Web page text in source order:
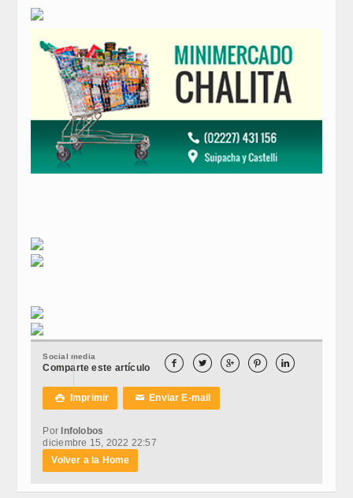
Social media
Comparte este artículo     
 Imprimir ✉Enviar E-mail
Por Infolobos
diciembre 15, 2022 22:57
Volver a la Home